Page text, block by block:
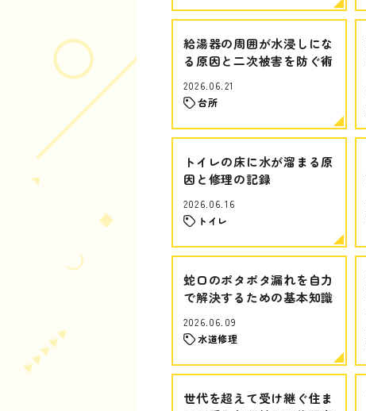
給湯器の周囲が水浸しにな
る原因と二次被害を防ぐ術
2026.06.21
台所
トイレの床に水が溜まる原
因と修理の記録
2026.06.16
トイレ
蛇口のポタポタ漏れを自力
で解決するための基本知識
2026.06.09
水道修理
世代を超えて受け継ぐ住ま